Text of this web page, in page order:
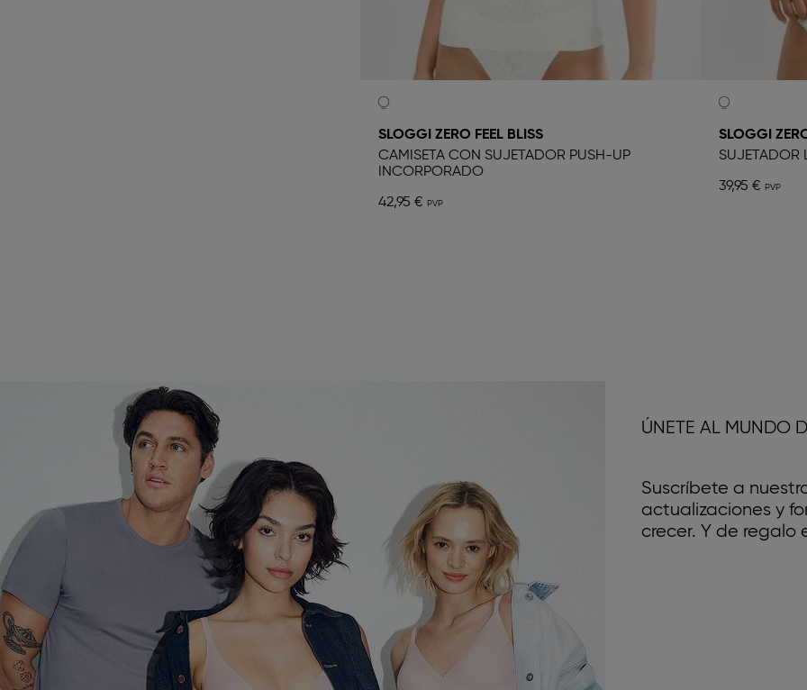
SLOGGI ZERO FEEL BLISS
CAMISETA CON SUJETADOR PUSH-UP
INCORPORADO
42,95 €
SLOGGI
SUJETADOR
39,95 €
ÚNETE AL MUNDO
Suscríbete a
actualizaciones y
crecer. Y de regalo